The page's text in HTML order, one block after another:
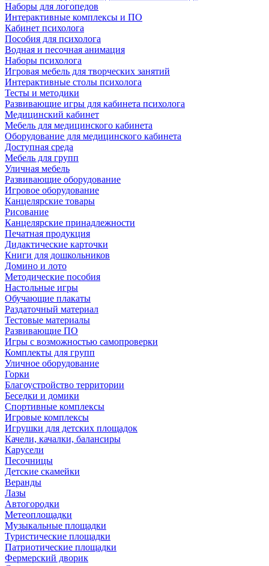
Наборы для логопедов
Интерактивные комплексы и ПО
Кабинет психолога
Пособия для психолога
Водная и песочная анимация
Наборы психолога
Игровая мебель для творческих занятий
Интерактивные столы психолога
Тесты и методики
Развивающие игры для кабинета психолога
Медицинский кабинет
Мебель для медицинского кабинета
Оборудование для медицинского кабинета
Доступная среда
Мебель для групп
Уличная мебель
Развивающие оборудование
Игровое оборудование
Канцелярские товары
Рисование
Канцелярские принадлежности
Печатная продукция
Дидактические карточки
Книги для дошкольников
Домино и лото
Методические пособия
Настольные игры
Обучающие плакаты
Раздаточный материал
Тестовые материалы
Развивающие ПО
Игры с возможностью самопроверки
Комплекты для групп
Уличное оборудование
Горки
Благоустройство территории
Беседки и домики
Спортивные комплексы
Игровые комплексы
Игрушки для детских площадок
Качели, качалки, балансиры
Карусели
Песочницы
Детские скамейки
Веранды
Лазы
Автогородки
Метеоплощадки
Музыкальные площадки
Туристические площадки
Патриотические площадки
Фермерский дворик